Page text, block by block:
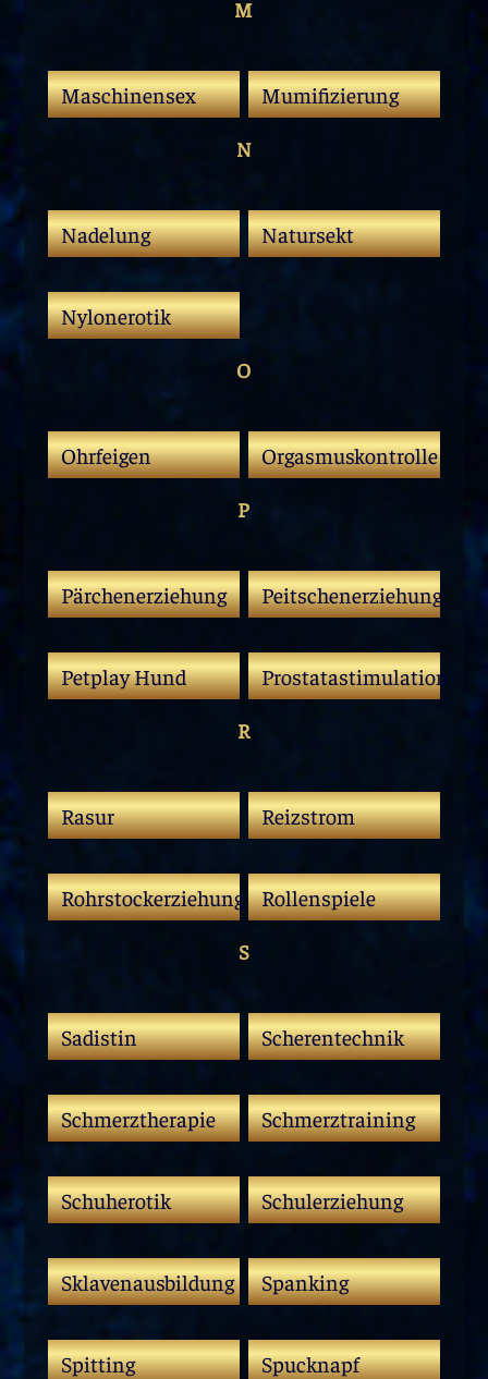
M
Maschinensex Mumifizierung
N
Nadelung Natursekt
Nylonerotik
O
Ohrfeigen Orgasmuskontrolle
P
Pärchenerziehung Peitschenerziehung
Petplay Hund Prostatastimulation
R
Rasur Reizstrom
Rohrstockerziehung Rollenspiele
S
Sadistin Scherentechnik
Schmerztherapie Schmerztraining
Schuherotik Schulerziehung
Sklavenausbildung Spanking
Spitting Spucknapf